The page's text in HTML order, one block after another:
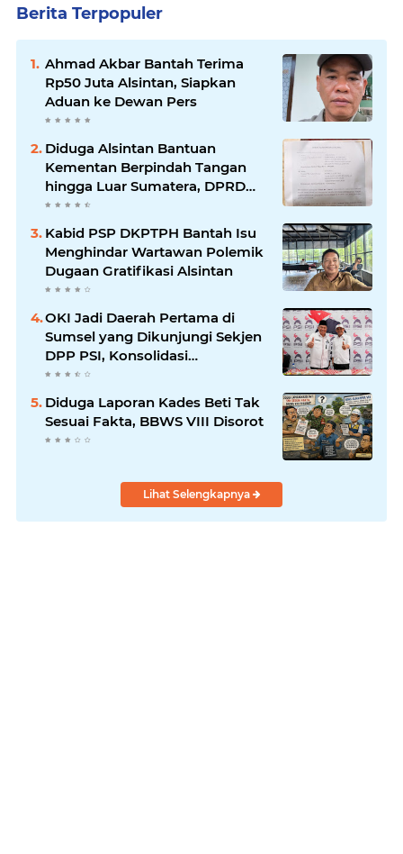
Berita Terpopuler
Ahmad Akbar Bantah Terima
Rp50 Juta Alsintan, Siapkan
Aduan ke Dewan Pers
Diduga Alsintan Bantuan
Kementan Berpindah Tangan
hingga Luar Sumatera, DPRD
Sumsel Minta Aparat Usut
Tuntas
Kabid PSP DKPTPH Bantah Isu
Menghindar Wartawan Polemik
Dugaan Gratifikasi Alsintan
OKI Jadi Daerah Pertama di
Sumsel yang Dikunjungi Sekjen
DPP PSI, Konsolidasi
Pembentukan DPRT Dimulai
Diduga Laporan Kades Beti Tak
Sesuai Fakta, BBWS VIII Disorot
Lihat Selengkapnya